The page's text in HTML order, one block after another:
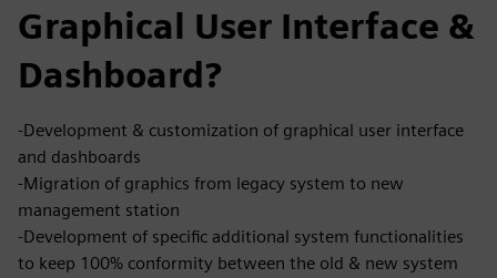
Graphical User Interface &
Dashboard?
-Development & customization of graphical user interface
and dashboards
-Migration of graphics from legacy system to new
management station
-Development of specific additional system functionalities
to keep 100% conformity between the old & new system